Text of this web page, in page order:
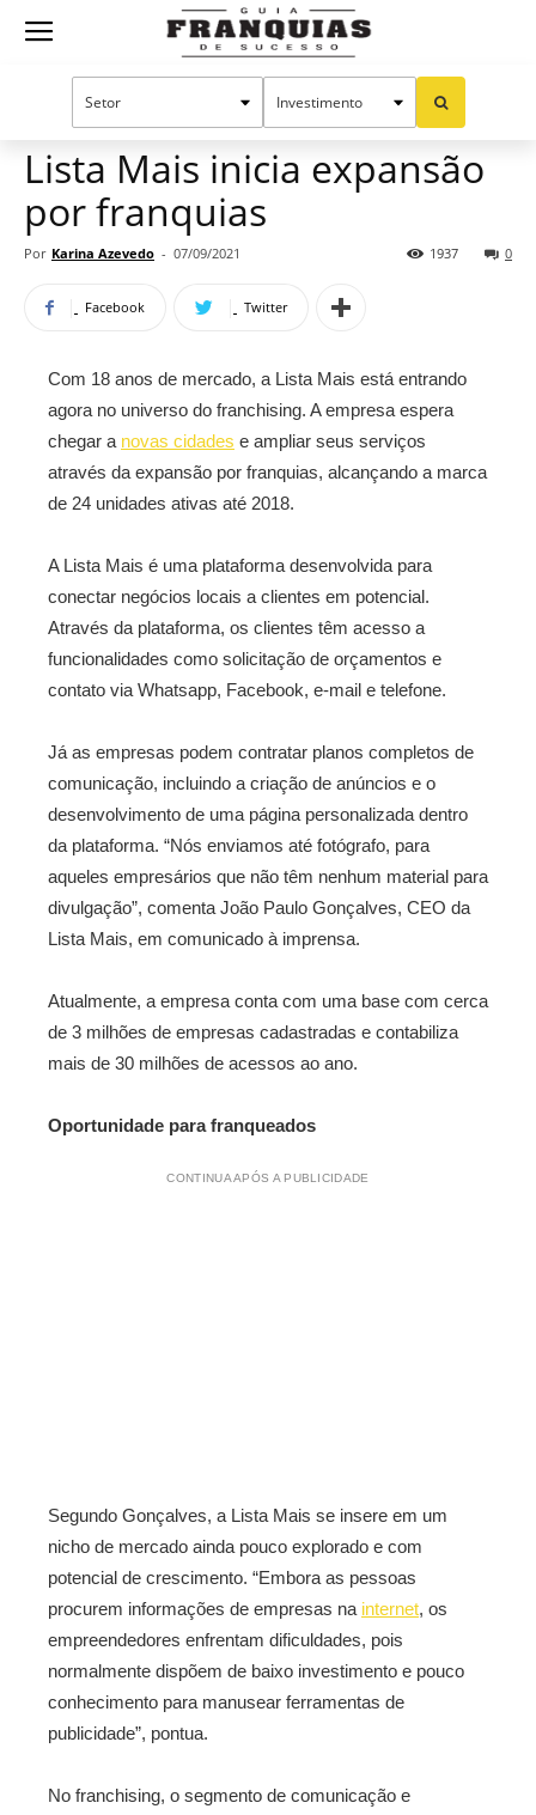
Guia
Mercado de franquias
Lista Mais inicia expansão
por franquias
Por Karina Azevedo - 07/09/2021 0
1937
Facebook Twitter
Com 18 anos de mercado, a Lista Mais está entrando
agora no universo do franchising. A empresa espera
chegar a novas cidades e ampliar seus serviços
através da expansão por franquias, alcançando a marca
de 24 unidades ativas até 2018.
A Lista Mais é uma plataforma desenvolvida para
conectar negócios locais a clientes em potencial.
Através da plataforma, os clientes têm acesso a
funcionalidades como solicitação de orçamentos e
contato via Whatsapp, Facebook, e-mail e telefone.
Já as empresas podem contratar planos completos de
comunicação, incluindo a criação de anúncios e o
desenvolvimento de uma página personalizada dentro
da plataforma. “Nós enviamos até fotógrafo, para
aqueles empresários que não têm nenhum material para
divulgação”, comenta João Paulo Gonçalves, CEO da
Lista Mais, em comunicado à imprensa.
Atualmente, a empresa conta com uma base com cerca
de 3 milhões de empresas cadastradas e contabiliza
mais de 30 milhões de acessos ao ano.
Oportunidade para franqueados
CONTINUA APÓS A PUBLICIDADE
Segundo Gonçalves, a Lista Mais se insere em um
nicho de mercado ainda pouco explorado e com
potencial de crescimento. “Embora as pessoas
procurem informações de empresas na internet, os
empreendedores enfrentam dificuldades, pois
normalmente dispõem de baixo investimento e pouco
conhecimento para manusear ferramentas de
publicidade”, pontua.
No franchising, o segmento de comunicação e